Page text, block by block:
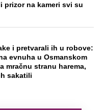
prizor na kameri svi su
i pretvarali ih u robove:
evnuha u Osmanskom
mračnu stranu harema,
sakatili